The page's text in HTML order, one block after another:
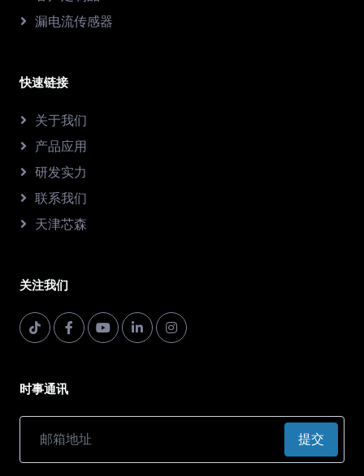
漏电流传感器
快速链接
关于我们
产品应用
研发实力
联系我们
天津芯森
关注我们
时事通讯
提交